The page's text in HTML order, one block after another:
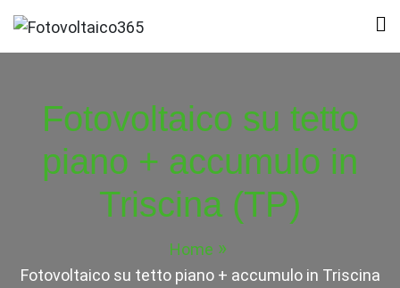
Skip
to
Fotovoltaico365
Impianto a Costo Zero Autofinanziato
Fotovoltaico su tetto
piano + accumulo in
Triscina (TP)
Home
Fotovoltaico su tetto piano + accumulo in Triscina